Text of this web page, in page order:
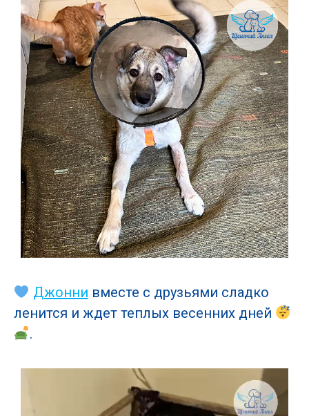
Джонни вместе с друзьями сладко
ленится и ждет теплых весенних дней
.